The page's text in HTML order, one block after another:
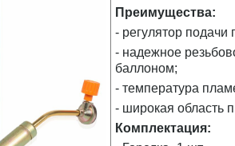
Преимущества:
- регулятор подачи
- надежное
баллоном;
- температура
- широкая область
Комплектация: